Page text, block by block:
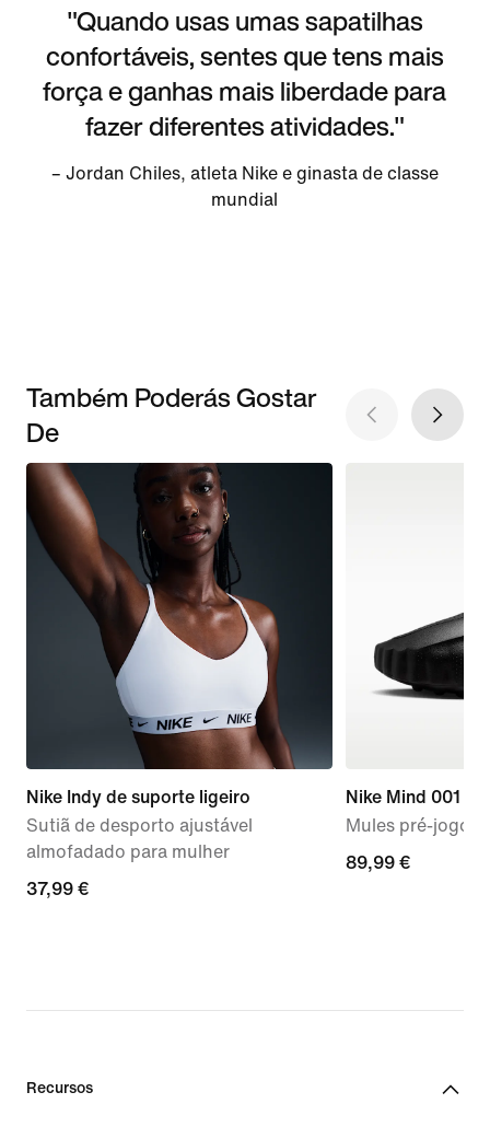
"Quando usas umas sapatilhas
confortáveis, sentes que tens mais
força e ganhas mais liberdade para
fazer diferentes atividades."
– Jordan Chiles, atleta Nike e ginasta de classe
mundial
Também Poderás Gostar
De
Nike Indy de suporte ligeiro
Sutiã de desporto ajustável
almofadado para mulher
37,99
37,99 €
Nike Mind 001
Mules pré-jogo
89,99
89,99 €
Recursos